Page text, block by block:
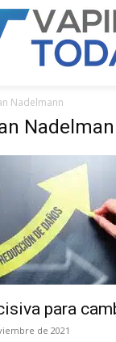
Nadelmann
para
de 2021